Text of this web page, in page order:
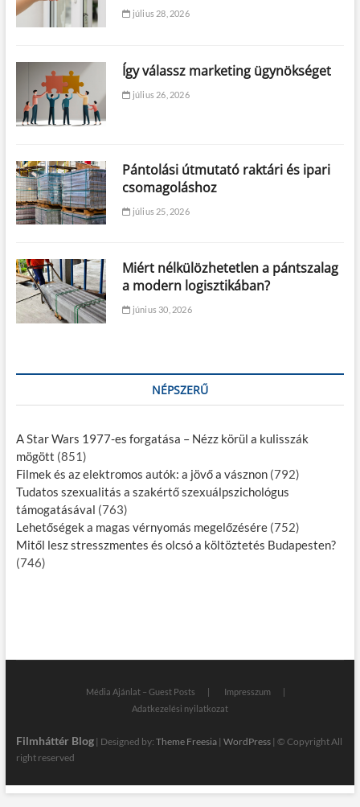
július 28, 2026
Így válassz marketing ügynökséget
július 26, 2026
Pántolási útmutató raktári és ipari
csomagoláshoz
július 25, 2026
Miért nélkülözhetetlen a pántszalag
a modern logisztikában?
június 30, 2026
NÉPSZERŰ
A Star Wars 1977-es forgatása – Nézz körül a kulisszák
mögött (851)
Filmek és az elektromos autók: a jövő a vásznon (792)
Tudatos szexualitás a szakértő szexuálpszichológus
támogatásával (763)
Lehetőségek a magas vérnyomás megelőzésére (752)
Mitől lesz stresszmentes és olcsó a költöztetés Budapesten?
(746)
Média Ajánlat – Guest Posts
Impresszum
Adatkezelési nyilatkozat
Filmháttér Blog| Designed by: Theme Freesia| WordPress| © Copyright All
right reserved